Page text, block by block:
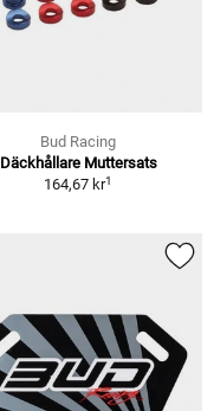
Bud Racing
Däckhållare Muttersats
164,67 kr1